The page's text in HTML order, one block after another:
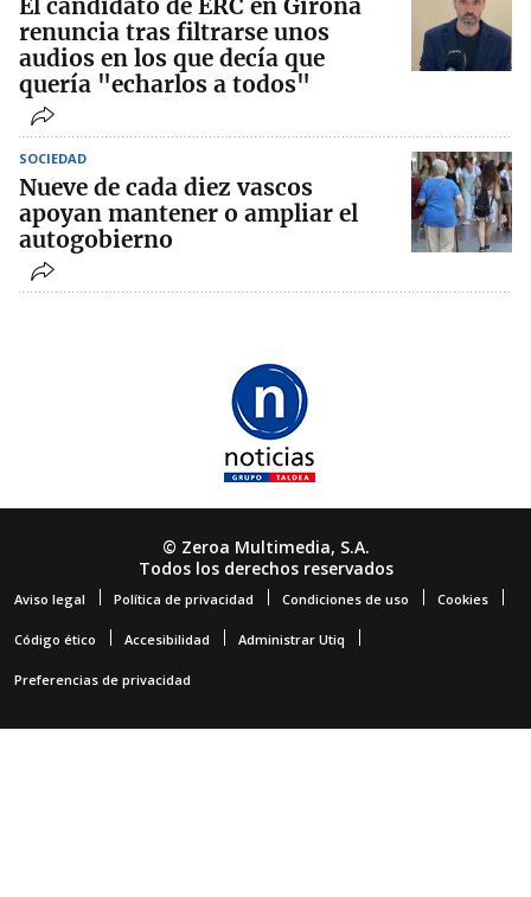
El candidato de ERC en Girona
renuncia tras filtrarse unos
audios en los que decía que
quería "echarlos a todos"
SOCIEDAD
Nueve de cada diez vascos
apoyan mantener o ampliar el
autogobierno
© Zeroa Multimedia, S.A.
Todos los derechos reservados
Aviso legal Política de privacidad Condiciones de uso Cookies
Código ético Accesibilidad Administrar Utiq
Preferencias de privacidad